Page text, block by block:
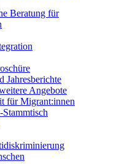
Beratung für
Jahresberichte
Angebote
für Migrant:innen